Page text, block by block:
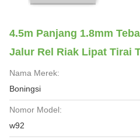
4.5m Panjang 1.8mm
Jalur Rel Riak Lipat Tirai
Nama Merek:
Boningsi
Nomor Model:
w92